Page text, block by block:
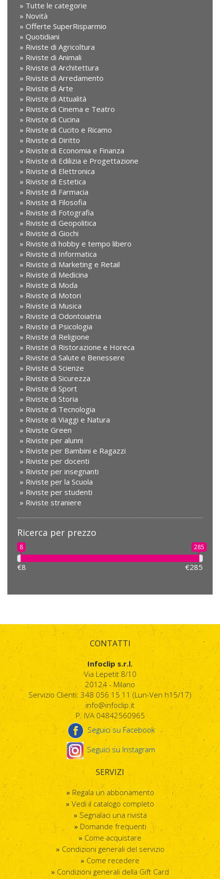
Tutte le categorie
Novità
Offerte SuperRisparmio
Quotidiani
Riviste di Agricoltura
Riviste di Animali
Riviste di Architettura
Riviste di Arredamento
Riviste di Arte
Riviste di Attualità
Riviste di Cinema e Teatro
Riviste di Cucina
Riviste di Cucito e Ricamo
Riviste di Diritto
Riviste di Economia e Finanza
Riviste di Edilizia e Progettazione
Riviste di Elettronica
Riviste di Estetica
Riviste di Farmacia
Riviste di Filosofia
Riviste di Fotografia
Riviste di Geopolitica
Riviste di Giochi
Riviste di hobby e tempo libero
Riviste di Informatica
Riviste di Marketing e Retail
Riviste di Medicina
Riviste di Moda
Riviste di Motori
Riviste di Musica
Riviste di Odontoiatria
Riviste di Psicologia
Riviste di Religione
Riviste di Ristorazione e Horeca
Riviste di Salute e Benessere
Riviste di Scienze
Riviste di Sicurezza
Riviste di Sport
Riviste di Storia
Riviste di Tecnologia
Riviste di Viaggi e Natura
Riviste Green
Riviste per alunni
Riviste per Bambini e Ragazzi
Riviste per docenti
Riviste per insegnanti
Riviste per la Scuola
Riviste per studenti
Riviste straniere
Ricerca per prezzo
8 285
€8 €285
CONTATTI
Infoclip s.r.l.
Via Lepetit 8/10
20124 - Milano
Servizio Clienti: 348 056 15 11 (Lun-Ven h15/17)
info@infoclip.it
P. IVA 04842560965
Seguici su Facebook
Seguici su Instagram
SERVIZI
Regala un abbonamento
Vedi il catalogo completo
Segnalaci una rivista
Domande frequenti
Come acquistare
Condizioni generali del servizio
Come recedere
Condizioni generali della Gift Card